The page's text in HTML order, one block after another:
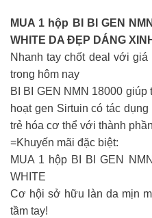
MUA 1 hộp BI BI GEN
WHITE DA ĐẸP DÁNG
Nhanh tay chốt deal với
trong hôm nay
BI BI GEN NMN 18000
hoạt gen Sirtuin có tác
trẻ hóa cơ thể với thành
=Khuyến mãi đặc biệt:
MUA 1 hộp BI BI GEN
WHITE
Cơ hội sở hữu làn da mịn
tầm tay!